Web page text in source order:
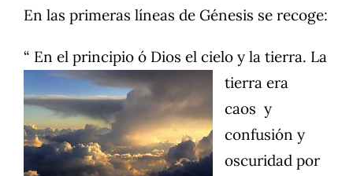
En las primeras líneas de Génesis se recoge:
“ En el principio ó Dios el cielo y la tierra. La
tierra era
caos y
confusión y
oscuridad por